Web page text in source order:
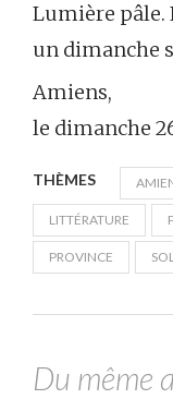
Lumière pâle.
un dimanche
Amiens,
le dimanche
THÈMES
LITTÉRATURE
PROVINCE
Du même